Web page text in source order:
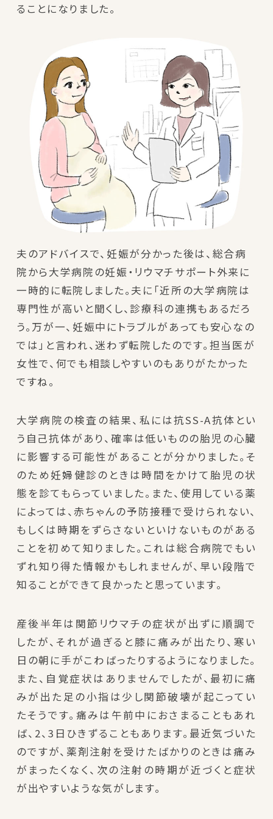
ることになりました。
夫のアドバイスで、妊娠が分かった後は、総合病
院から大学病院の妊娠・リウマチサポート外来に
一時的に転院しました。夫に「近所の大学病院は
専門性が高いと聞くし、診療科の連携もあるだろ
う。万が一、妊娠中にトラブルがあっても安心なの
では」と言われ、迷わず転院したのです。担当医が
女性で、何でも相談しやすいのもありがたかった
ですね。
大学病院の検査の結果、私には抗SS-A抗体とい
う自己抗体があり、確率は低いものの胎児の心臓
に影響する可能性があることが分かりました。そ
のため妊婦健診のときは時間をかけて胎児の状
態を診てもらっていました。また、使用している薬
によっては、赤ちゃんの予防接種で受けられない、
もしくは時期をずらさないといけないものがある
ことを初めて知りました。これは総合病院でもい
ずれ知り得た情報かもしれませんが、早い段階で
知ることができて良かったと思っています。
産後半年は関節リウマチの症状が出ずに順調で
したが、それが過ぎると膝に痛みが出たり、寒い
日の朝に手がこわばったりするようになりました。
また、自覚症状はありませんでしたが、最初に痛
みが出た足の小指は少し関節破壊が起こってい
たそうです。痛みは午前中におさまることもあれ
ば、2、3日ひきずることもあります。最近気づいた
のですが、薬剤注射を受けたばかりのときは痛み
がまったくなく、次の注射の時期が近づくと症状
が出やすいような気がします。